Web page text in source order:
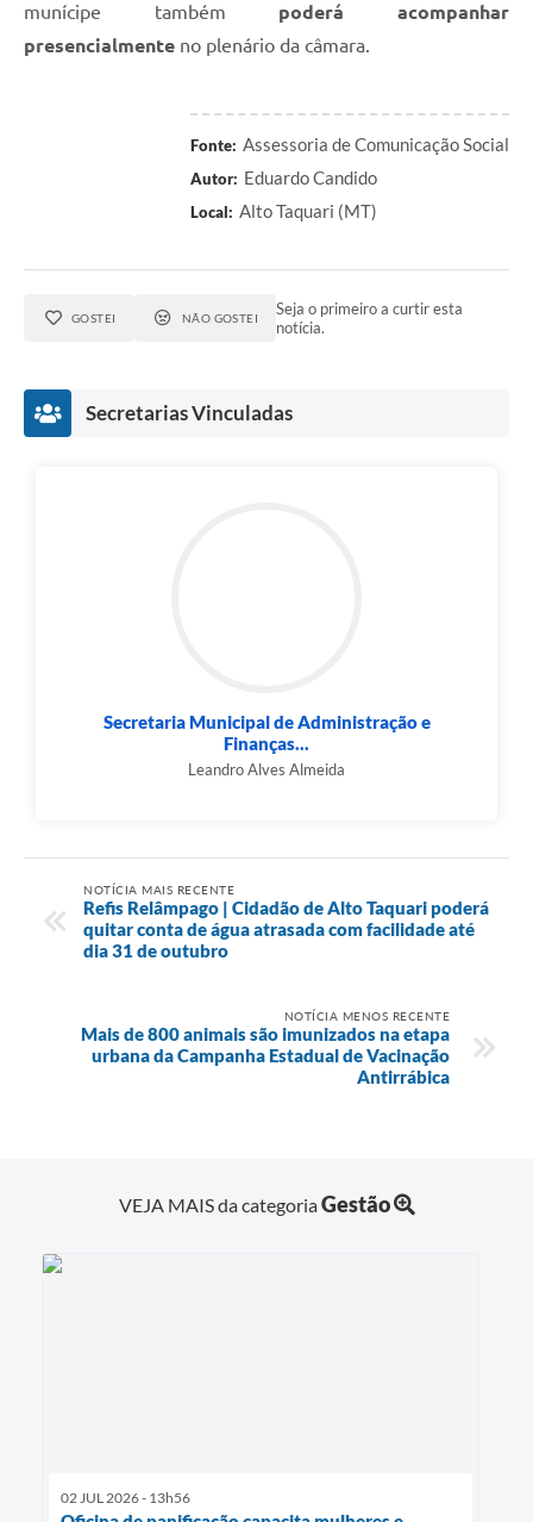
munícipe também poderá acompanhar
presencialmente no plenário da câmara.
Fonte: Assessoria de Comunicação Social
Autor: Eduardo Candido
Local: Alto Taquari (MT)
GOSTEI NÃO GOSTEI
Seja o primeiro a curtir esta
notícia.
Secretarias Vinculadas
Secretaria Municipal de Administração e
Finanças...
Leandro Alves Almeida
NOTÍCIA MAIS RECENTE
Refis Relâmpago | Cidadão de Alto Taquari poderá
quitar conta de água atrasada com facilidade até
dia 31 de outubro
NOTÍCIA MENOS RECENTE
Mais de 800 animais são imunizados na etapa
urbana da Campanha Estadual de Vacinação
Antirrábica
VEJA MAIS da categoriaGestão
02 JUL 2026 - 13h56